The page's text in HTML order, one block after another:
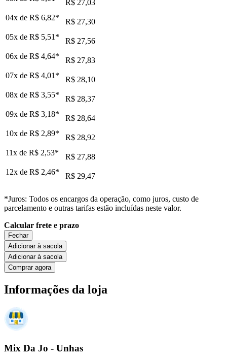
R$ 27,03
04x de R$ 6,82*
R$ 27,30
05x de R$ 5,51*
R$ 27,56
06x de R$ 4,64*
R$ 27,83
07x de R$ 4,01*
R$ 28,10
08x de R$ 3,55*
R$ 28,37
09x de R$ 3,18*
R$ 28,64
10x de R$ 2,89*
R$ 28,92
11x de R$ 2,53*
R$ 27,88
12x de R$ 2,46* R$ 29,47
*Juros: Todos os encargos da operação, como juros, custo de
parcelamento e outras tarifas estão incluídas neste valor.
Calcular frete e prazo
Fechar
Adicionar à sacola
Adicionar à sacola
Comprar agora
Informações da loja
Mix Da Jo - Unhas